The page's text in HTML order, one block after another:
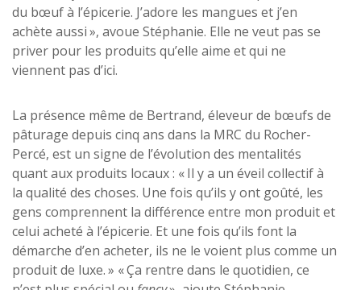
du bœuf à l’épicerie. J’adore les mangues et j’en
achète aussi », avoue Stéphanie. Elle ne veut pas se
priver pour les produits qu’elle aime et qui ne
viennent pas d’ici.
La présence même de Bertrand, éleveur de bœufs de
pâturage depuis cinq ans dans la MRC du Rocher-
Percé, est un signe de l’évolution des mentalités
quant aux produits locaux : « Il y a un éveil collectif à
la qualité des choses. Une fois qu’ils y ont goûté, les
gens comprennent la différence entre mon produit et
celui acheté à l’épicerie. Et une fois qu’ils font la
démarche d’en acheter, ils ne le voient plus comme un
produit de luxe. » « Ça rentre dans le quotidien, ce